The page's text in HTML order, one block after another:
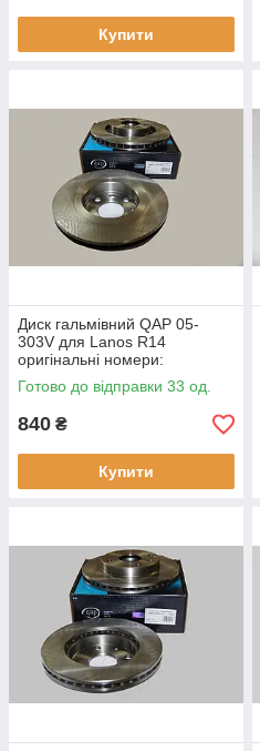
Купити
Диск гальмівний QAP 05-
303V для Lanos R14
оригінальні номери:
96179110
Готово до відправки 33 од.
840 ₴
Купити